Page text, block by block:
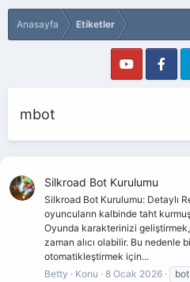
Anasayfa Etiketler
mbot
Silkroad Bot Kurulumu
Silkroad Bot Kurulumu: Detaylı
oyuncuların kalbinde taht
Oyunda karakterinizi
zaman alıcı olabilir. Bu
otomatikleştirmek için...
Betty
Konu 8 Ocak 2026 bot